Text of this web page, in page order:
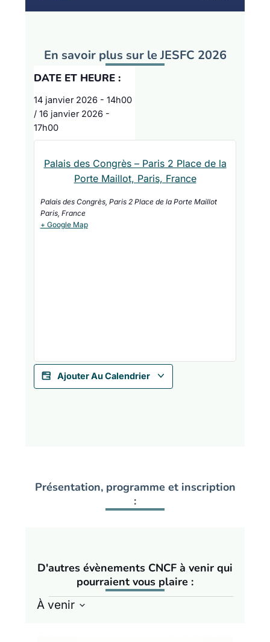
En savoir plus sur le JESFC 2026
DATE ET HEURE :
14 janvier 2026 - 14h00
/ 16 janvier 2026 -
17h00
Palais des Congrès – Paris 2 Place de la
Porte Maillot, Paris, France
Palais des Congrès, Paris 2 Place de la Porte Maillot
Paris, France
+ Google Map
Ajouter Au Calendrier
Présentation, programme et inscription
:
D'autres évènements CNCF à venir qui
pourraient vous plaire :
Évènements
À venir